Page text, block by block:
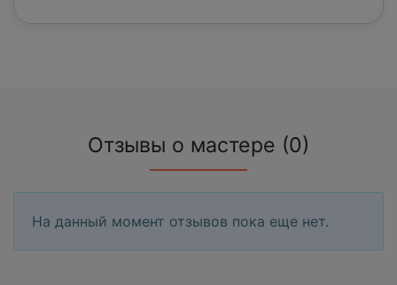
Отзывы о мастере (0)
На данный момент отзывов пока еще нет.